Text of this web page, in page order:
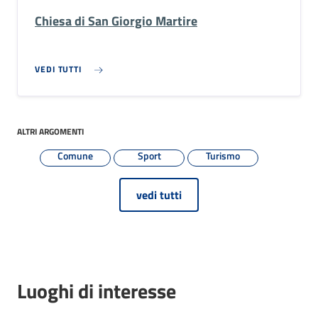
Chiesa di San Giorgio Martire
VEDI TUTTI
ALTRI ARGOMENTI
Comune Sport Turismo
vedi tutti
Luoghi di interesse